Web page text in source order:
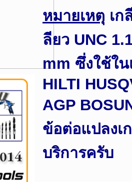
หมายเหตุ เก
ลียว UNC
mm ซึ่งใช้ใน
HILTI
AGP
ข้อต่อแปลงเ
บริการครับ